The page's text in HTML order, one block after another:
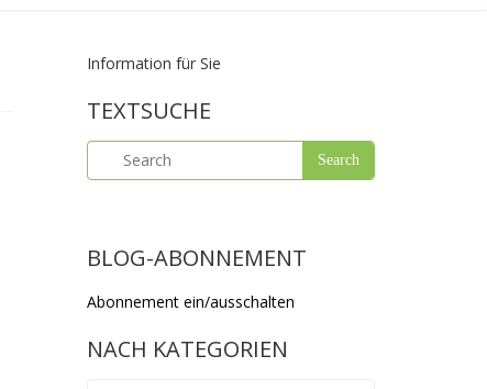
Information für Sie
TEXTSUCHE
BLOG-ABONNEMENT
Abonnement ein/ausschalten
NACH KATEGORIEN